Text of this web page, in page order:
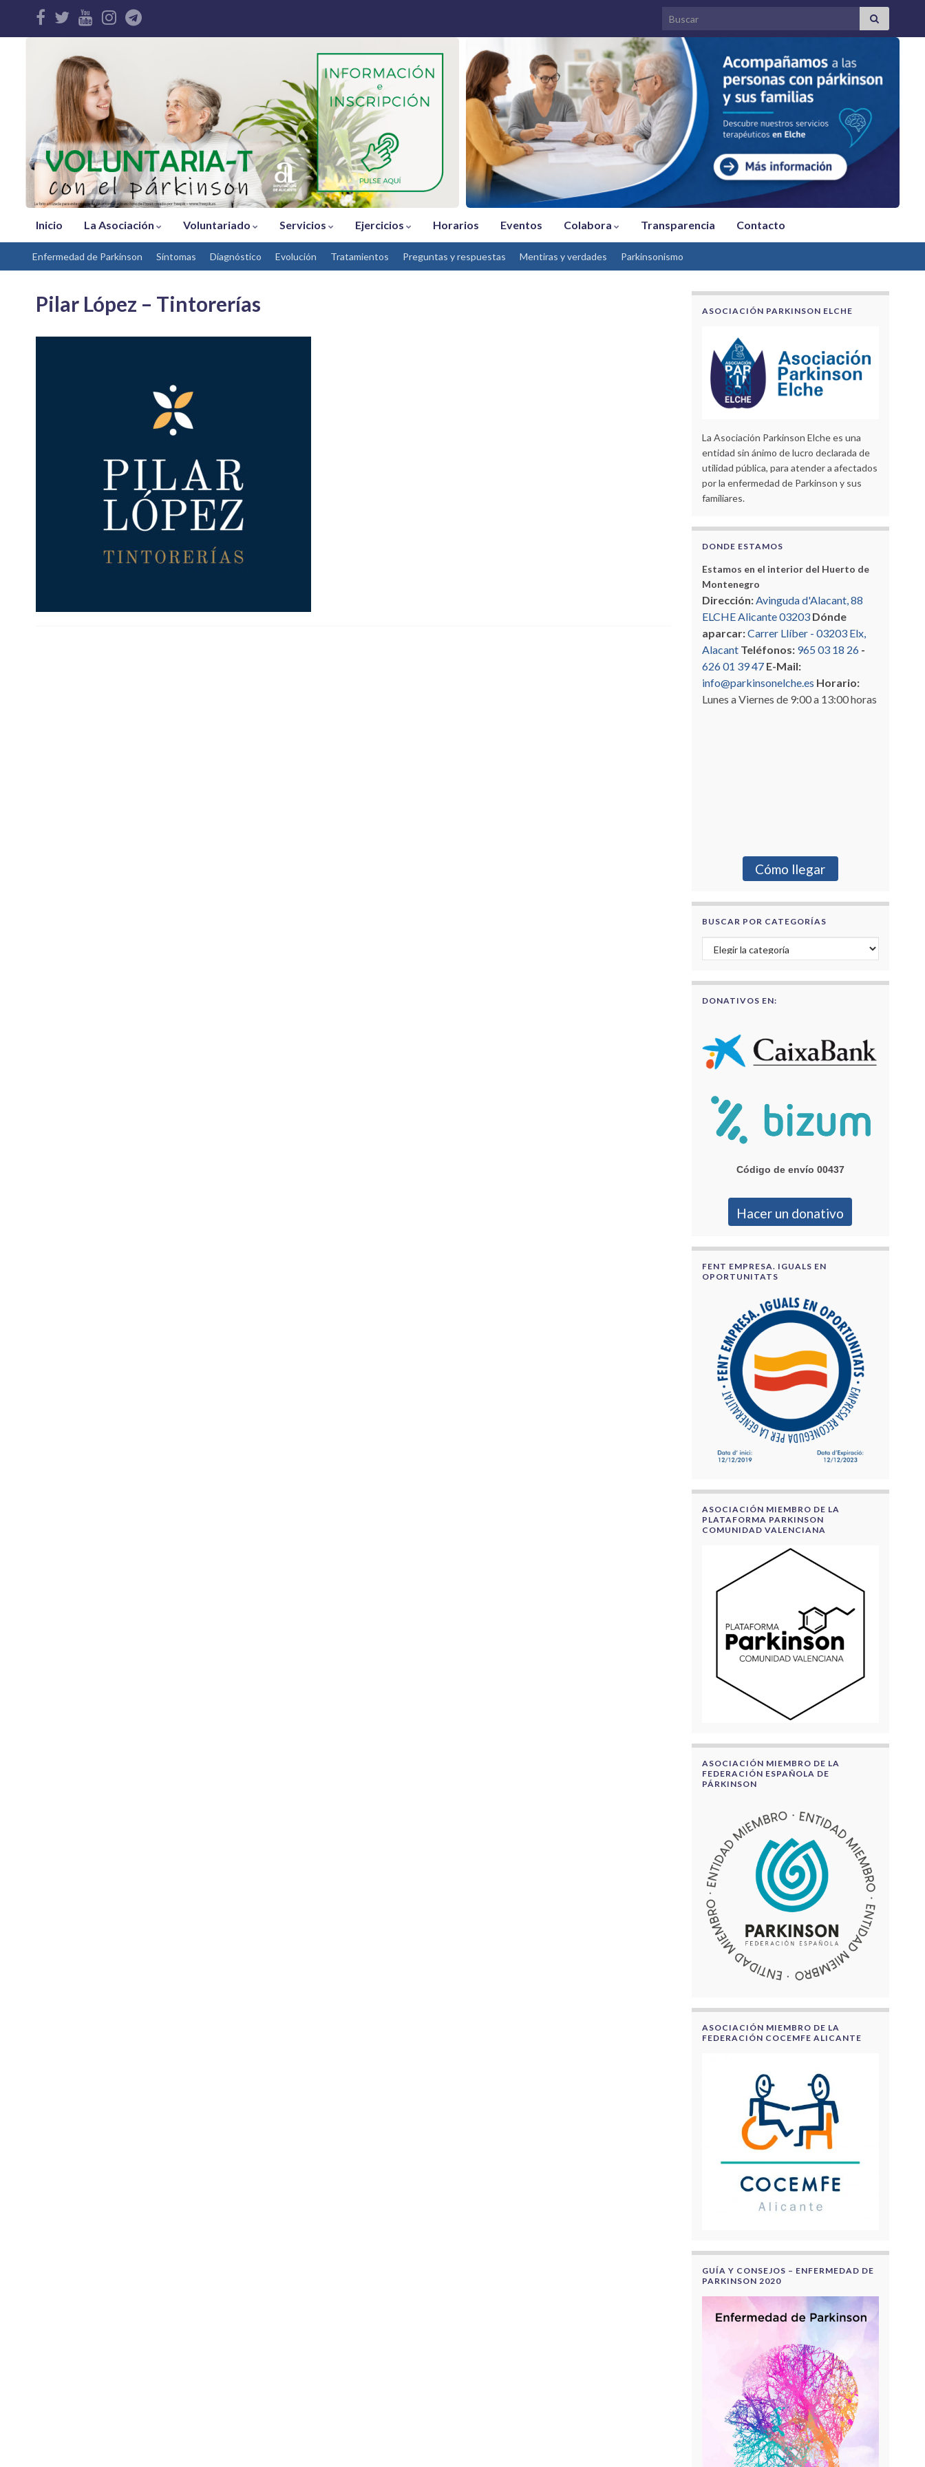
Search for:
Inicio La Asociación Voluntariado Servicios Ejercicios Horarios Eventos Colabora Transparencia Contacto
Enfermedad de Parkinson Síntomas Díagnóstico Evolución Tratamientos Preguntas y respuestas Mentiras y verdades Parkinsonismo
Pilar López – Tintorerías ASOCIACIÓN PARKINSON ELCHE
La Asociación Parkinson Elche es una
entidad sin ánimo de lucro declarada de
utilidad pública, para atender a afectados
por la enfermedad de Parkinson y sus
familiares.
DONDE ESTAMOS
Estamos en el interior del Huerto de
Montenegro
Dirección:Avinguda d'Alacant, 88
ELCHE Alicante 03203 Dónde
aparcar:Carrer Llíber - 03203 Elx,
Alacant Teléfonos: 965 03 18 26-
626 01 39 47 E-Mail:
info@parkinsonelche.es Horario:
Lunes a Viernes de 9:00 a 13:00 horas
Cómo llegar
BUSCAR POR CATEGORÍAS
Buscar por categorías
DONATIVOS EN:
Código de envío 00437
Hacer un donativo
FENT EMPRESA. IGUALS EN
OPORTUNITATS
ASOCIACIÓN MIEMBRO DE LA
PLATAFORMA PARKINSON
COMUNIDAD VALENCIANA
ASOCIACIÓN MIEMBRO DE LA
FEDERACIÓN ESPAÑOLA DE
PÁRKINSON
ASOCIACIÓN MIEMBRO DE LA
FEDERACIÓN COCEMFE ALICANTE
GUÍA Y CONSEJOS – ENFERMEDAD DE
PARKINSON 2020